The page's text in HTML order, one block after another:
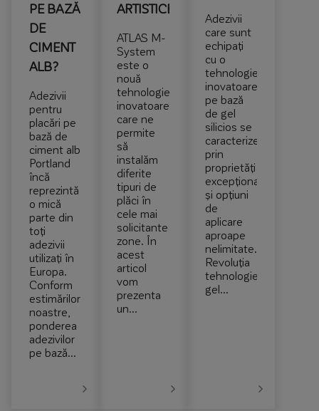
PE BAZĂ
DE
CIMENT
ALB?
Adezivii
pentru
placări pe
bază de
ciment alb
Portland
încă
reprezintă
o mică
parte din
toți
adezivii
utilizați în
Europa.
Conform
estimărilor
noastre,
ponderea
adezivilor
pe bază...
ARTISTICE
ATLAS M-
System
este o
nouă
tehnologie
inovatoare
care ne
permite
să
instalăm
diferite
tipuri de
plăci în
cele mai
solicitante
zone. În
acest
articol
vom
prezenta
un...
Adezivii
care sunt
echipați
cu o
tehnologie
inovatoare
pe bază
de gel
silicios se
caracterizează
prin
proprietăți
excepționale
și opțiuni
de
aplicare
aproape
nelimitate.
Revoluția
tehnologiei
gel...